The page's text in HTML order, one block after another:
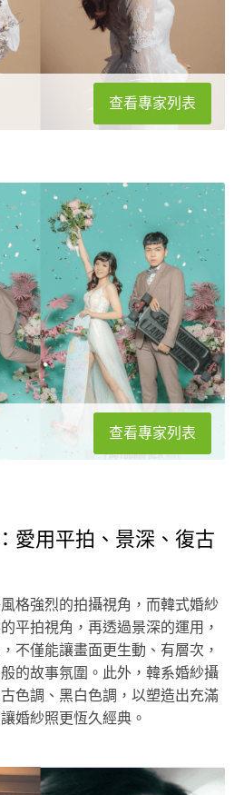
查看專家列表
查看專家列表
愛用平拍、景深、復古
格強烈的拍攝視角，而韓式婚紗
平拍視角，再透過景深的運用，
不僅能讓畫面更生動、有層次，
的故事氛圍。此外，韓系婚紗攝
色調、黑白色調，以塑造出充滿
婚紗照更恆久經典。